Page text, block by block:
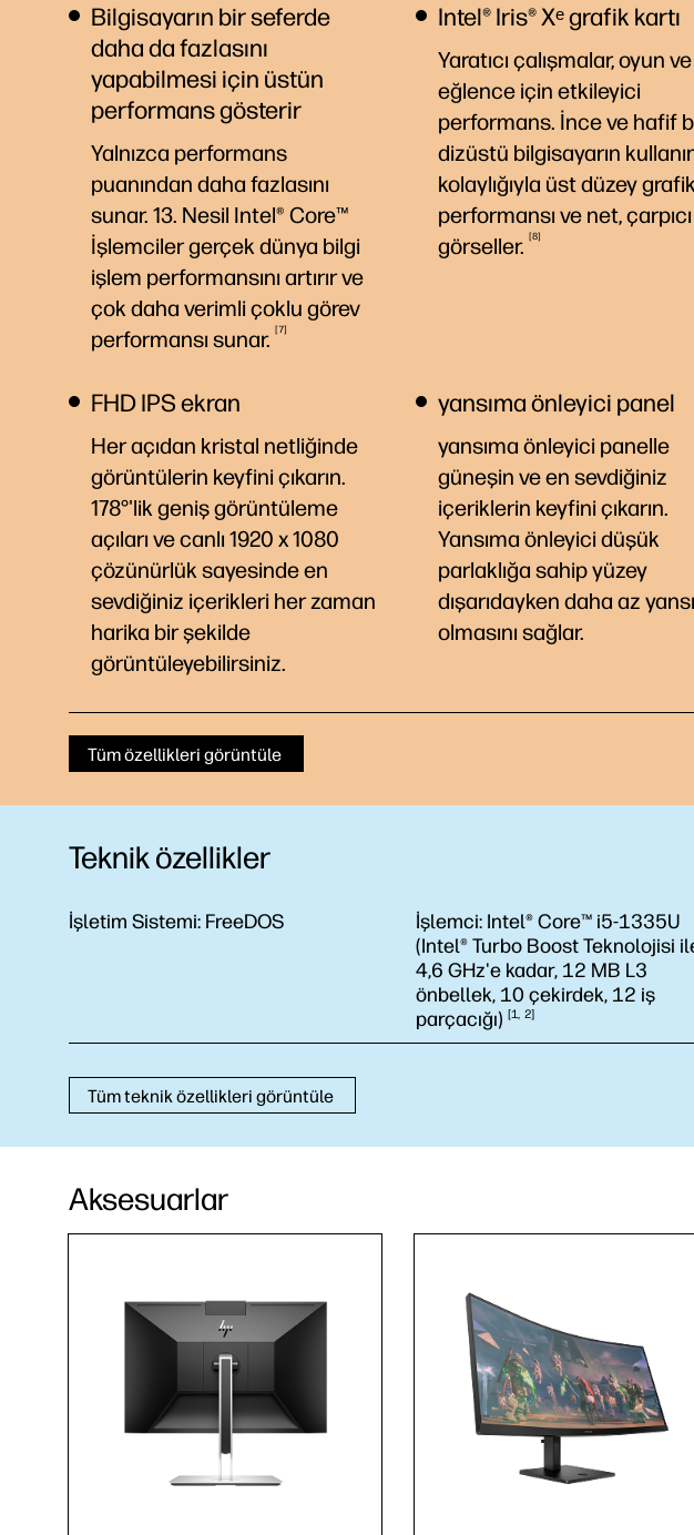
Bilgisayarın bir seferde
daha da fazlasını
yapabilmesi için üstün
performans gösterir
Yalnızca performans
puanından daha fazlasını
sunar. 13. Nesil Intel® Core™
İşlemciler gerçek dünya bilgi
işlem performansını artırır ve
çok daha verimli çoklu görev
performansı sunar. 7
Intel® Iris® Xᵉ grafik kartı
Yaratıcı çalışmalar, oyun ve
eğlence için etkileyici
performans. İnce ve hafif
dizüstü bilgisayarın
kolaylığıyla üst düzey grafik
performansı ve net, çarpıcı
görseller.
8
FHD IPS ekran
Her açıdan kristal netliğinde
görüntülerin keyfini çıkarın.
178°'lik geniş görüntüleme
açıları ve canlı 1920 x 1080
çözünürlük sayesinde en
sevdiğiniz içerikleri her zaman
harika bir şekilde
görüntüleyebilirsiniz.
yansıma önleyici panel
yansıma önleyici panelle
güneşin ve en sevdiğiniz
içeriklerin keyfini çıkarın.
Yansıma önleyici düşük
parlaklığa sahip yüzey
dışarıdayken daha az
olmasını sağlar.
Tüm özellikleri görüntüle
Teknik özellikler
İşletim Sistemi: FreeDOS İşlemci: Intel® Core™ i5-1335U
(Intel® Turbo Boost Teknolojisi
4,6 GHz'e kadar, 12 MB L3
önbellek, 10 çekirdek, 12 iş
parçacığı) 1 2
Tüm teknik özellikleri görüntüle
Aksesuarlar